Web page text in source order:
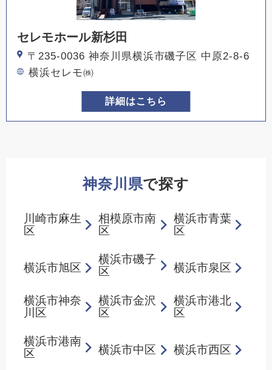
セレモホール新杉田
〒235-0036 神奈川県横浜市磯子区 中原2-8-6
横浜セレモ㈱
詳細はこちら
神奈川県で探す
川崎市麻生
区
相模原市南
区
横浜市青葉
区
横浜市旭区
横浜市磯子
区
横浜市泉区
横浜市神奈
川区
横浜市金沢
区
横浜市港北
区
横浜市港南
区
横浜市中区 横浜市西区